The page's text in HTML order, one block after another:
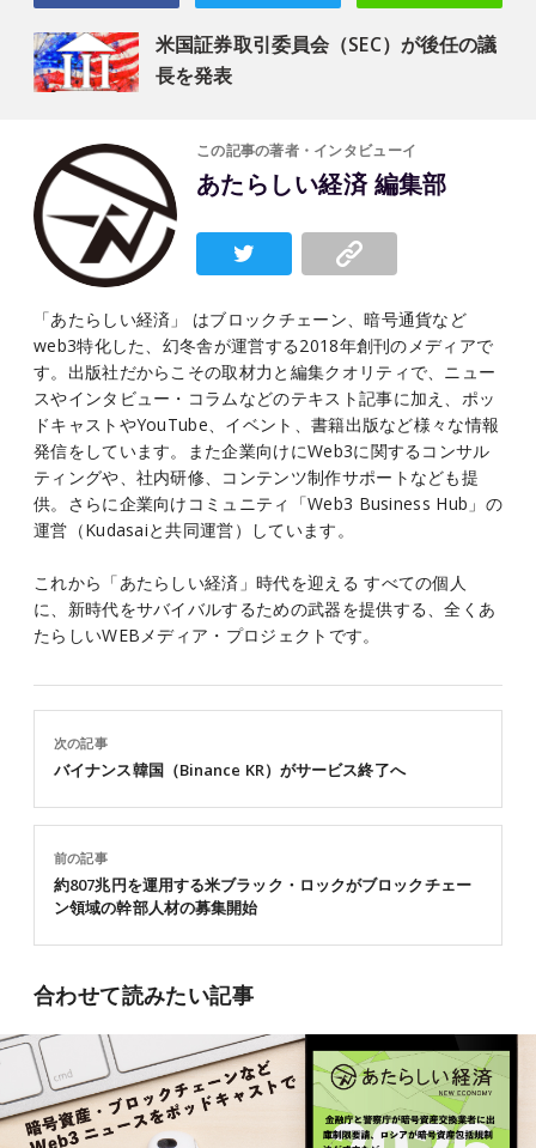
米国証券取引委員会（SEC）が後任の議
長を発表
この記事の著者・インタビューイ
あたらしい経済 編集部
「あたらしい経済」 はブロックチェーン、暗号通貨など
web3特化した、幻冬舎が運営する2018年創刊のメディアで
す。出版社だからこその取材力と編集クオリティで、ニュー
スやインタビュー・コラムなどのテキスト記事に加え、ポッ
ドキャストやYouTube、イベント、書籍出版など様々な情報
発信をしています。また企業向けにWeb3に関するコンサル
ティングや、社内研修、コンテンツ制作サポートなども提
供。さらに企業向けコミュニティ「Web3 Business Hub」の
運営（Kudasaiと共同運営）しています。
これから「あたらしい経済」時代を迎える すべての個人
に、新時代をサバイバルするための武器を提供する、全くあ
たらしいWEBメディア・プロジェクトです。
前の記事
約807兆円を運用する米ブラック・ロックがブロックチェー
ン領域の幹部人材の募集開始
次の記事
バイナンス韓国（Binance KR）がサービス終了へ
合わせて読みたい記事